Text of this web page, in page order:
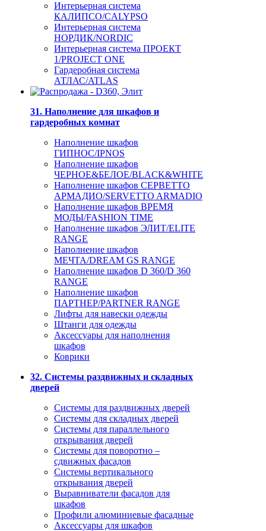
Интерьерная система
КАЛИПСО/CALYPSO
Интерьерная система
НОРДИК/NORDIC
Интерьерная система ПРОЕКТ
1/PROJECT ONE
Гардеробная система
АТЛАС/ATLAS
31. Наполнение для шкафов и
гардеробных комнат
Наполнение шкафов
ГИПНОС/IPNOS
Наполнение шкафов
ЧЕРНОЕ&БЕЛОЕ/BLACK&WHITE
Наполнение шкафов СЕРВЕТТО
АРМАДИО/SERVETTO ARMADIO
Наполнение шкафов ВРЕМЯ
МОДЫ/FASHION TIME
Наполнение шкафов ЭЛИТ/ELITE
RANGE
Наполнение шкафов
МЕЧТА/DREAM GS RANGE
Наполнение шкафов D 360/D 360
RANGE
Наполнение шкафов
ПАРТНЕР/PARTNER RANGE
Лифты для навески одежды
Штанги для одежды
Аксессуары для наполнения
шкафов
Коврики
32. Системы раздвижных и складных
дверей
Системы для раздвижных дверей
Системы для складных дверей
Системы для параллельного
открывания дверей
Системы для поворотно –
сдвижных фасадов
Системы вертикального
открывания дверей
Выравниватели фасадов для
шкафов
Профили алюминиевые фасадные
Аксессуары для шкафов